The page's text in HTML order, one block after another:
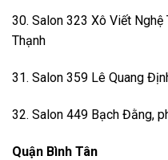
30. Salon 323 Xô Viết
Thạnh
31. Salon 359 Lê Quang
32. Salon 449 Bạch Đằng,
Quận Bình Tân